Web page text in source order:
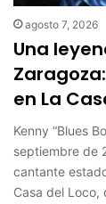
agosto 7, 2026
Una
en La
Kenny “Blues
septiembre de
cantante
Casa del Loco,